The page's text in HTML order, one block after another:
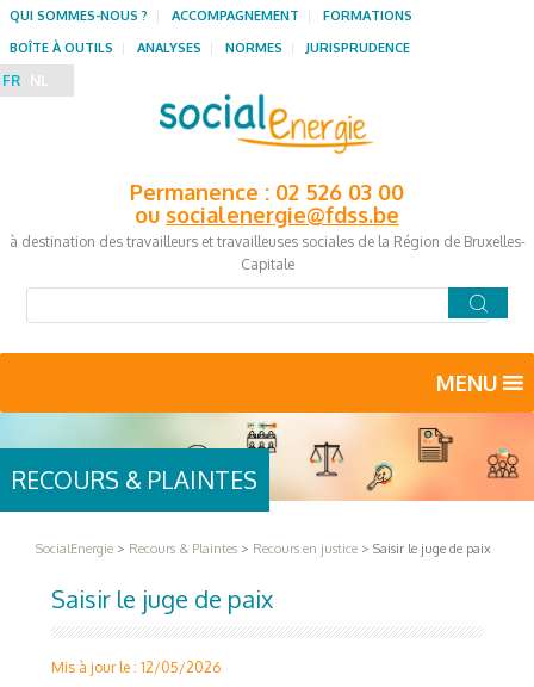
Permanence : 02 526 03 00
ou socialenergie@fdss.be
à destination des travailleurs et travailleuses sociales de la Région de Bruxelles-
Capitale
QUI SOMMES-NOUS ? ACCOMPAGNEMENT
FORMATIONS
BOÎTE À OUTILS
ANALYSES NORMES JURISPRUDENCE
FR NL
MENU
SocialEnergie > Recours & Plaintes > Recours en justice > Saisir le juge de paix
RECOURS & PLAINTES
Saisir le juge de paix
Mis à jour le : 12/05/2026